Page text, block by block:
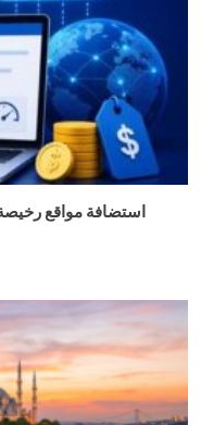
استضافة مواقع